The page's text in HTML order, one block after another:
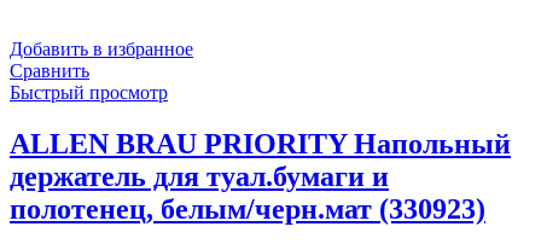
Добавить в избранное
Сравнить
Быстрый просмотр
ALLEN BRAU PRIORITY Напольный
держатель для туал.бумаги и
полотенец, белым/черн.мат (330923)